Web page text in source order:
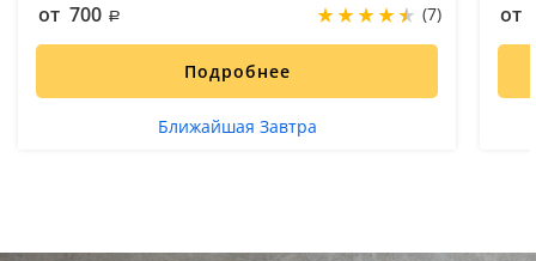
от 700 (7)
Подробнее
Ближайшая Завтра
от